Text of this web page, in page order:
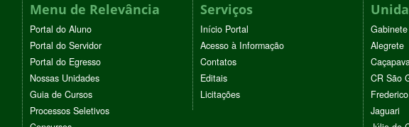
Menu de Relevância
Portal do Aluno
Portal do Servidor
Portal do Egresso
Nossas Unidades
Guia de Cursos
Processos Seletivos
Serviços
Início Portal
Acesso à Informação
Contatos
Editais
Licitações
Gabinete
Alegrete
CR São
Jaguari